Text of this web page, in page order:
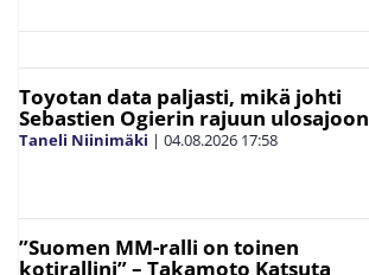
Toyotan data paljasti, mikä johti
Sebastien Ogierin rajuun ulosajoon
Taneli Niinimäki | 04.08.2026 17:58
”Suomen MM-ralli on toinen
kotirallini” – Takamoto Katsuta